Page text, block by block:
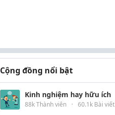
Cộng đồng nổi bật
Kinh nghiệm hay hữu ích
88k Thành viên · 60.1k Bài viết